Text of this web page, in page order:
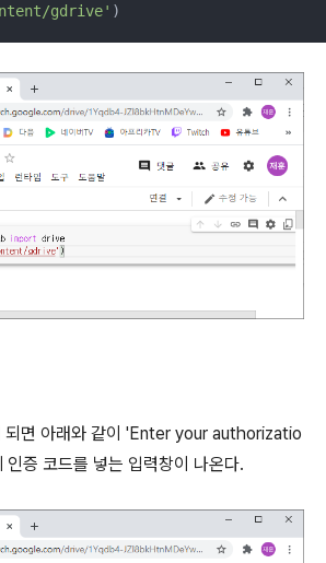
gdrive' )
되면 아래와 같이 'Enter your authorizatio
증 코드를 넣는 입력창이 나온다.